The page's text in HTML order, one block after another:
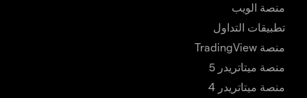
منصة الويب
تطبيقات التداول
منصة TradingView
منصة ميتاتريدر 5
منصة ميتاتريدر 4